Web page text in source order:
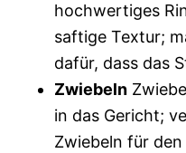
hochwertiges
saftige Textur;
dafür, dass das
Zwiebeln
in das Gericht;
Zwiebeln für